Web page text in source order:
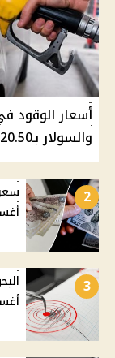
والسولار بـ20.50 جنيه
2
أغسطس 2026
3